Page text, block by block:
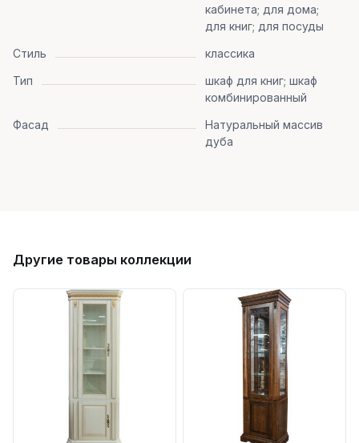
кабинета; для дома;
для книг; для посуды
Стиль
классика
Тип
шкаф для книг; шкаф
комбинированный
Фасад
Натуральный массив
дуба
Другие товары коллекции